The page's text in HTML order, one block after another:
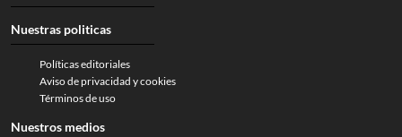
Nuestras politicas
Políticas editoriales
Aviso de privacidad y cookies
Términos de uso
Nuestros medios